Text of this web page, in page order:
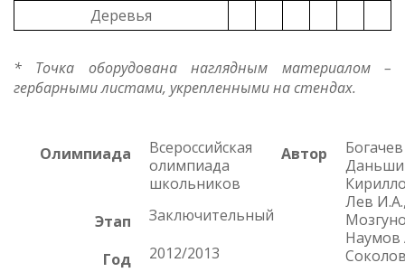
Деревья
* Точка оборудована наглядным материалом –
гербарными листами, укрепленными на стендах.
Олимпиада
Всероссийская
олимпиада
школьников
Этап
Заключительный
Год 2012/2013
Автор
Лев
Наумов